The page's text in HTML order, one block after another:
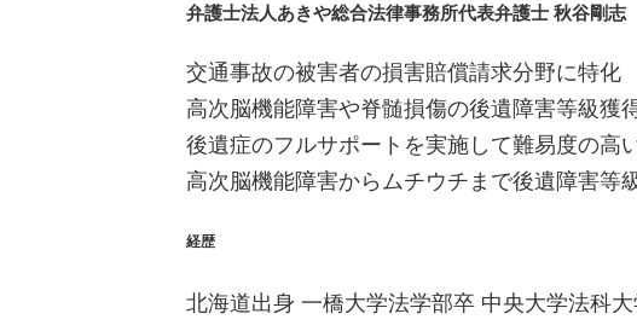
弁護士法人あきや総合法律事務所代表弁護士 秋谷剛志
交通事故の被害者の損害賠償請求分野に特化
高次脳機能障害や脊髄損傷の後遺障害等級獲
後遺症のフルサポートを実施して難易度の高
高次脳機能障害からムチウチまで後遺障害等
経歴
北海道出身 一橋大学法学部卒 中央大学法科